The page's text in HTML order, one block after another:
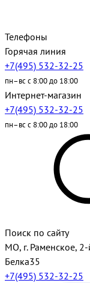
Телефоны
Горячая линия
+7(495) 532-32-25
пн–вс с 8:00 до 18:00
Интернет-магазин
+7(495) 532-32-25
пн–вс с 8:00 до 18:00
Поиск по сайту
МО, г. Раменское,
Белка35
+7(495) 532-32-25